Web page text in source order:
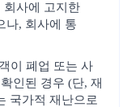
회사에 고지한
나, 회사에 통
이 폐업 또는 사
인된 경우 (단, 재
국가적 재난으로